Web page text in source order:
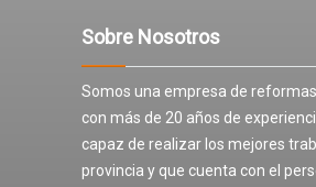
Sobre Nosotros
Somos una empresa de
con más de 20 años de
capaz de realizar los mejores
provincia y que cuenta con el